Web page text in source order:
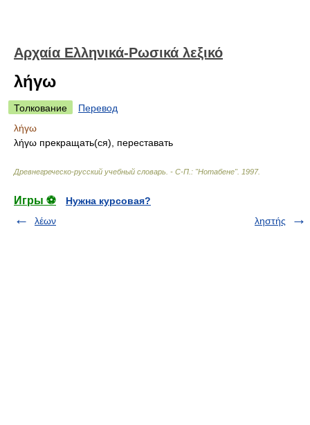
Αρχαία Ελληνικά-Ρωσικά λεξικό
λήγω
Толкование
Перевод
λήγω
λήγω прекращать(ся), переставать
Древнегреческо-русский учебный словарь. - С-П.: "Нотабене". 1997.
Игры ⚽
Нужна курсовая?
λέων
ληστής